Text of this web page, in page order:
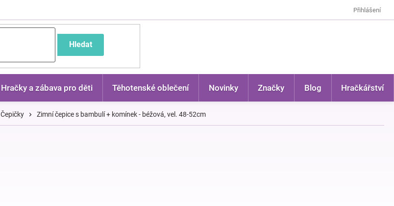
Přihlášení
Hledat
Hračky a zábava pro děti Těhotenské oblečení Novinky Značky Blog Hračkářství
Čepičky Zimní čepice s bambulí + komínek - béžová, vel. 48-52cm